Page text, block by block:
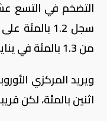
التضخم في التسع
سجل 1.2
من 1.3 بالمئة في يناير.
ويريد المركزي
اثنين بالمئة، لكن